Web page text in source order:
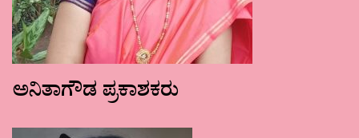
ಅನಿತಾಗೌಡ ಪ್ರಕಾಶಕರು